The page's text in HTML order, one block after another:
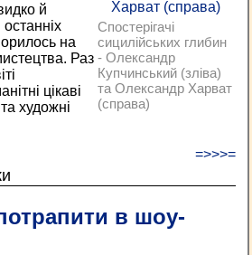
Спостерігачі
сицилійських глибин
- Олександр
Купчинський (зліва)
та Олександр Харват
(справа)
й
на
Раз
цікаві
художні
=>>>=
в шоу-